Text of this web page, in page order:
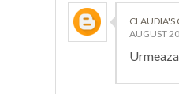
CLAUDIA'S
AUGUST